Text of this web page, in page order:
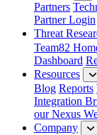
Partners
Partner Login
Threat
Team82
Dashboard
Resources
Blog Reports
Integration
our Nexus
Company